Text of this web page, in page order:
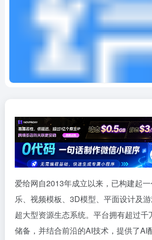
爱给网自2013年成立以来，已构建起
乐、视频模板、3D模型、平面设计及
超大型资源生态系统。平台拥有超过千
储备，并结合前沿的AI技术，提供了AI